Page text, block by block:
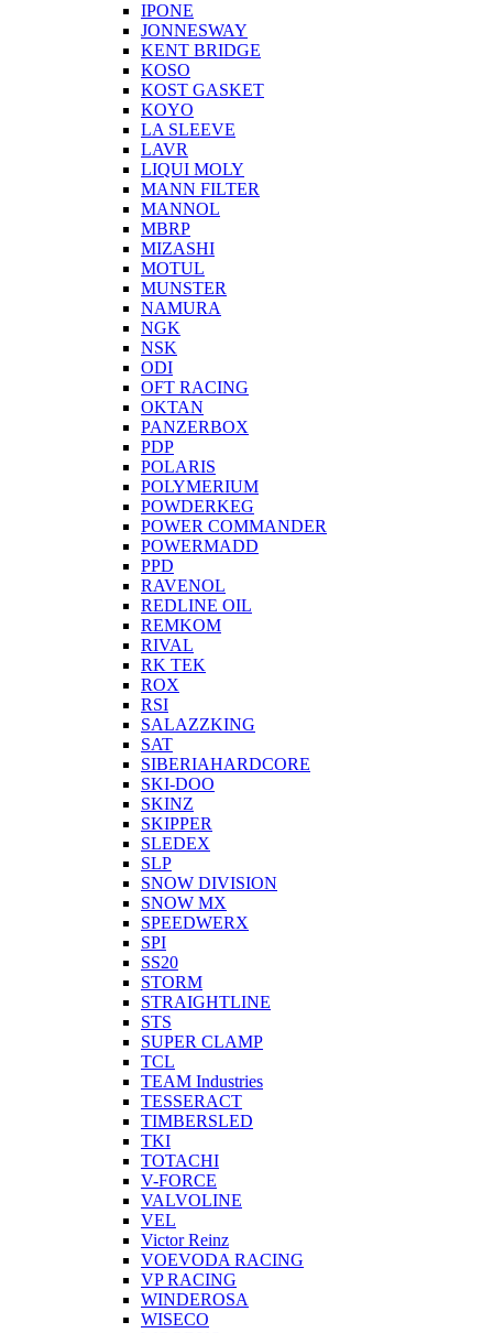
IPONE
JONNESWAY
KENT BRIDGE
KOSO
KOST GASKET
KOYO
LA SLEEVE
LAVR
LIQUI MOLY
MANN FILTER
MANNOL
MBRP
MIZASHI
MOTUL
MUNSTER
NAMURA
NGK
NSK
ODI
OFT RACING
OKTAN
PANZERBOX
PDP
POLARIS
POLYMERIUM
POWDERKEG
POWER COMMANDER
POWERMADD
PPD
RAVENOL
REDLINE OIL
REMKOM
RIVAL
RK TEK
ROX
RSI
SALAZZKING
SAT
SIBERIAHARDCORE
SKI-DOO
SKINZ
SKIPPER
SLEDEX
SLP
SNOW DIVISION
SNOW MX
SPEEDWERX
SPI
SS20
STORM
STRAIGHTLINE
STS
SUPER CLAMP
TCL
TEAM Industries
TESSERACT
TIMBERSLED
TKI
TOTACHI
V-FORCE
VALVOLINE
VEL
Victor Reinz
VOEVODA RACING
VP RACING
WINDEROSA
WISECO